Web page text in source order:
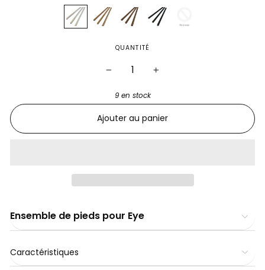
QUANTITÉ
9 en stock
Ajouter au panier
Ensemble de pieds pour Eye
Caractéristiques